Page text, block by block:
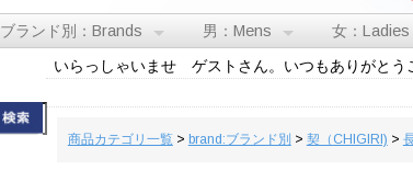
ブランド別：Brands 男：Mens 女：Ladies
いらっしゃいませ ゲストさん。いつもありがとう
商品カテゴリ一覧> brand:ブランド別 > 契（CHIGIRI) >